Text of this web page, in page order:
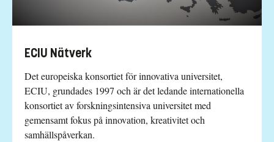
ECIU Nätverk
Det europeiska konsortiet för innovativa universitet,
ECIU, grundades 1997 och är det ledande internationella
konsortiet av forskningsintensiva universitet med
gemensamt fokus på innovation, kreativitet och
samhällspåverkan.